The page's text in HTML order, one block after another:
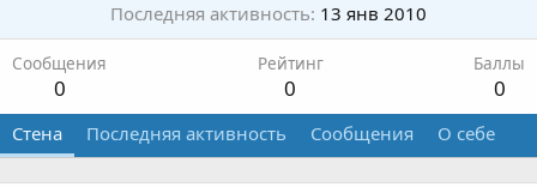
Последняя активность 13 янв 2010
Сообщения
0
Рейтинг
0
Баллы
0
Стена Последняя активность Сообщения О себе